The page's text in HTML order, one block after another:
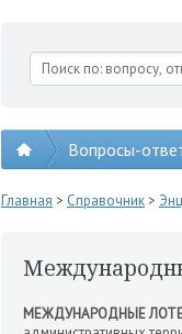
Вопросы-
Главная > Справочник>
МЕЖДУНАРОДНЫЕ